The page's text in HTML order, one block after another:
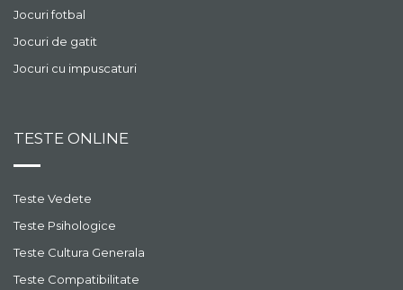
Jocuri fotbal
Jocuri de gatit
Jocuri cu impuscaturi
TESTE ONLINE
Teste Vedete
Teste Psihologice
Teste Cultura Generala
Teste Compatibilitate